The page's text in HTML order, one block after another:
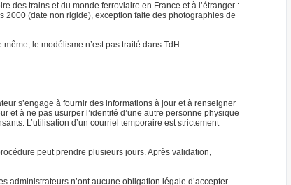
des trains et du monde ferroviaire en France et à l’étranger :
2000 (date non rigide), exception faite des photographies de
le modélisme n’est pas traité dans TdH.
s’engage à fournir des informations à jour et à renseigner
et à ne pas usurper l’identité d’une autre personne physique
L’utilisation d’un courriel temporaire est strictement
peut prendre plusieurs jours. Après validation,
administrateurs n’ont aucune obligation légale d’accepter